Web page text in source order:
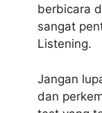
berbicara
sangat
Listening.
Jangan
dan